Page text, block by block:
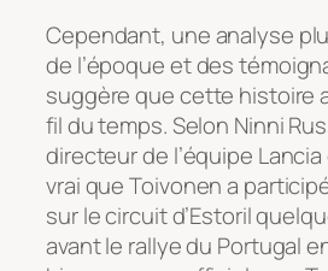
Cependant, une analyse
de l’époque et des
suggère que cette histoire
fil du temps. Selon Ninni
directeur de l’équipe Lancia
vrai que Toivonen a
sur le circuit d’Estoril
avant le rallye du Portugal